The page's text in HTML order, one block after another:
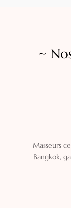
~
Masseurs
Bangkok,